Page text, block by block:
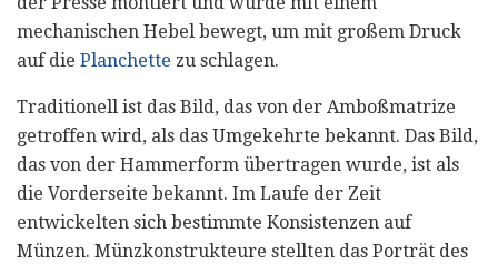
mechanischen Hebel bewegt, um mit großem Druck
auf die Planchette zu schlagen.
Traditionell ist das Bild, das von der Amboßmatrize
getroffen wird, als das Umgekehrte bekannt. Das Bild,
das von der Hammerform übertragen wurde, ist als
die Vorderseite bekannt. Im Laufe der Zeit
entwickelten sich bestimmte Konsistenzen auf
Münzen. Münzkonstrukteure stellten das Porträt des